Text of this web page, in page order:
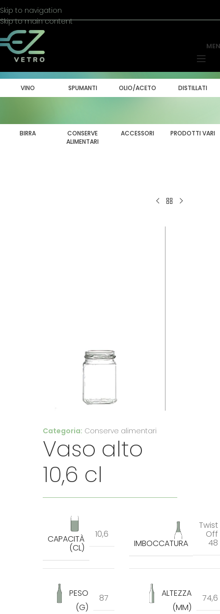
Skip to navigation
Skip to main content
VINO SPUMANTI OLIO/ACETO DISTILLATI
BIRRA
CONSERVE
ALIMENTARI
ACCESSORI PRODOTTI VARI
Categoria: Conserve alimentari
Vaso alto
10,6 cl
CAPACITÀ
(CL)
10,6
IMBOCCATURA
Twist
Off
48
PESO
(G)
87
ALTEZZA
(MM)
74,6